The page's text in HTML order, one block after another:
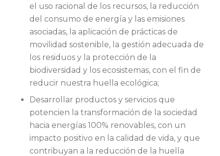
el uso racional de los recursos, la reducción
del consumo de energía y las emisiones
asociadas, la aplicación de prácticas de
movilidad sostenible, la gestión adecuada de
los residuos y la protección de la
biodiversidad y los ecosistemas, con el fin de
reducir nuestra huella ecológica;
Desarrollar productos y servicios que
potencien la transformación de la sociedad
hacia energías 100% renovables, con un
impacto positivo en la calidad de vida, y que
contribuyan a la reducción de la huella